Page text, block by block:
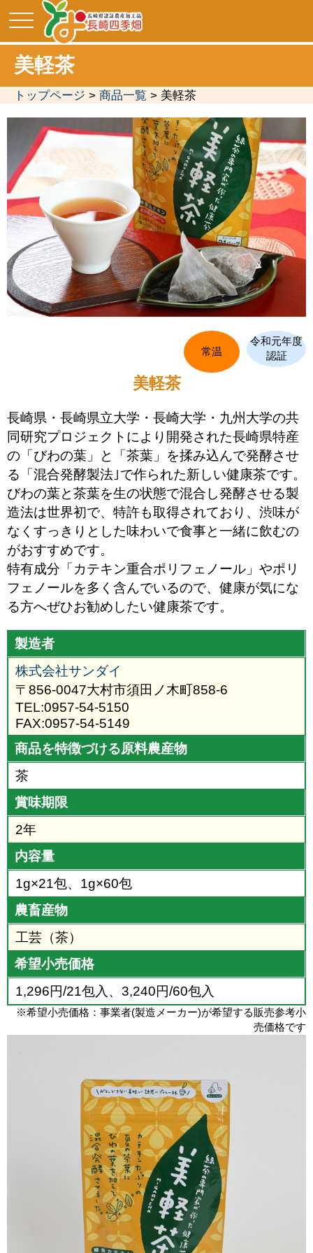
toggle
navigation
美軽茶
トップページ > 商品一覧 > 美軽茶
令和元年度
認証
常温
美軽茶
長崎県・長崎県立大学・長崎大学・九州大学の共
同研究プロジェクトにより開発された長崎県特産
の「びわの葉」と「茶葉」を揉み込んで発酵させ
る「混合発酵製法｣で作られた新しい健康茶です。
びわの葉と茶葉を生の状態で混合し発酵させる製
造法は世界初で、特許も取得されており、渋味が
なくすっきりとした味わいで食事と一緒に飲むの
がおすすめです。
特有成分「カテキン重合ポリフェノール」やポリ
フェノールを多く含んでいるので、健康が気にな
る方へぜひお勧めしたい健康茶です。
製造者
株式会社サンダイ
〒856-0047大村市須田ノ木町858-6
TEL:0957-54-5150
FAX:0957-54-5149
商品を特徴づける原料農産物
茶
賞味期限
2年
内容量
1g×21包、1g×60包
農畜産物
工芸（茶）
希望小売価格
1,296円/21包入、3,240円/60包入
※希望小売価格：事業者(製造メーカー)が希望する販売参考小
売価格です